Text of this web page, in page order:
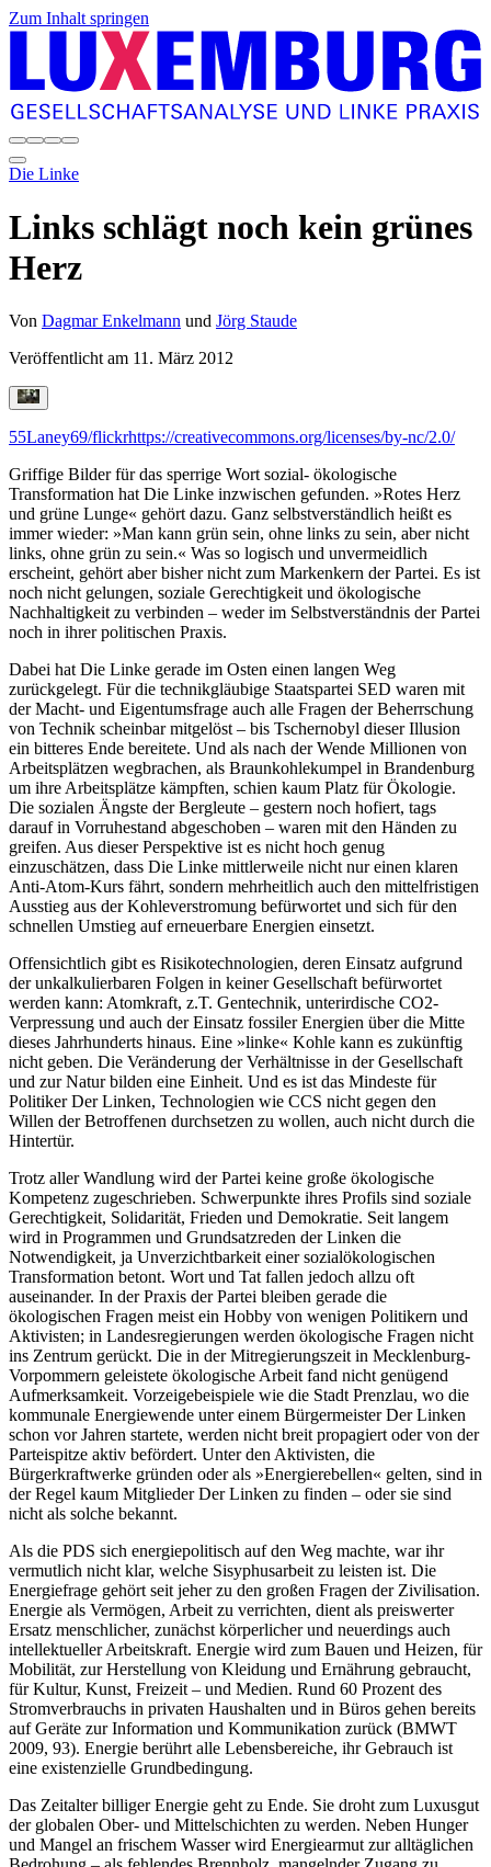
Zum Inhalt springen
Die Linke
Links schlägt noch kein grünes
Herz
Von Dagmar Enkelmann und Jörg Staude
Veröffentlicht am 11. März 2012
55Laney69/flickrhttps://creativecommons.org/licenses/by-nc/2.0/
Griffige Bilder für das sperrige Wort sozial- ökologische
Transformation hat Die Linke inzwischen gefunden. »Rotes Herz
und grüne Lunge« gehört dazu. Ganz selbstverständlich heißt es
immer wieder: »Man kann grün sein, ohne links zu sein, aber nicht
links, ohne grün zu sein.« Was so logisch und unvermeidlich
erscheint, gehört aber bisher nicht zum Markenkern der Partei. Es ist
noch nicht gelungen, soziale Gerechtigkeit und ökologische
Nachhaltigkeit zu verbinden – weder im Selbstverständnis der Partei
noch in ihrer politischen Praxis.
Dabei hat Die Linke gerade im Osten einen langen Weg
zurückgelegt. Für die technikgläubige Staatspartei SED waren mit
der Macht- und Eigentumsfrage auch alle Fragen der Beherrschung
von Technik scheinbar mitgelöst – bis Tschernobyl dieser Illusion
ein bitteres Ende bereitete. Und als nach der Wende Millionen von
Arbeitsplätzen wegbrachen, als Braunkohlekumpel in Brandenburg
um ihre Arbeitsplätze kämpften, schien kaum Platz für Ökologie.
Die sozialen Ängste der Bergleute – gestern noch hofiert, tags
darauf in Vorruhestand abgeschoben – waren mit den Händen zu
greifen. Aus dieser Perspektive ist es nicht hoch genug
einzuschätzen, dass Die Linke mittlerweile nicht nur einen klaren
Anti-Atom-Kurs fährt, sondern mehrheitlich auch den mittelfristigen
Ausstieg aus der Kohleverstromung befürwortet und sich für den
schnellen Umstieg auf erneuerbare Energien einsetzt.
Offensichtlich gibt es Risikotechnologien, deren Einsatz aufgrund
der unkalkulierbaren Folgen in keiner Gesellschaft befürwortet
werden kann: Atomkraft, z.T. Gentechnik, unterirdische CO2-
Verpressung und auch der Einsatz fossiler Energien über die Mitte
dieses Jahrhunderts hinaus. Eine »linke« Kohle kann es zukünftig
nicht geben. Die Veränderung der Verhältnisse in der Gesellschaft
und zur Natur bilden eine Einheit. Und es ist das Mindeste für
Politiker Der Linken, Technologien wie CCS nicht gegen den
Willen der Betroffenen durchsetzen zu wollen, auch nicht durch die
Hintertür.
Trotz aller Wandlung wird der Partei keine große ökologische
Kompetenz zugeschrieben. Schwerpunkte ihres Profils sind soziale
Gerechtigkeit, Solidarität, Frieden und Demokratie. Seit langem
wird in Programmen und Grundsatzreden der Linken die
Notwendigkeit, ja Unverzichtbarkeit einer sozialökologischen
Transformation betont. Wort und Tat fallen jedoch allzu oft
auseinander. In der Praxis der Partei bleiben gerade die
ökologischen Fragen meist ein Hobby von wenigen Politikern und
Aktivisten; in Landesregierungen werden ökologische Fragen nicht
ins Zentrum gerückt. Die in der Mitregierungszeit in Mecklenburg-
Vorpommern geleistete ökologische Arbeit fand nicht genügend
Aufmerksamkeit. Vorzeigebeispiele wie die Stadt Prenzlau, wo die
kommunale Energiewende unter einem Bürgermeister Der Linken
schon vor Jahren startete, werden nicht breit propagiert oder von der
Parteispitze aktiv befördert. Unter den Aktivisten, die
Bürgerkraftwerke gründen oder als »Energierebellen« gelten, sind in
der Regel kaum Mitglieder Der Linken zu finden – oder sie sind
nicht als solche bekannt.
Als die PDS sich energiepolitisch auf den Weg machte, war ihr
vermutlich nicht klar, welche Sisyphusarbeit zu leisten ist. Die
Energiefrage gehört seit jeher zu den großen Fragen der Zivilisation.
Energie als Vermögen, Arbeit zu verrichten, dient als preiswerter
Ersatz menschlicher, zunächst körperlicher und neuerdings auch
intellektueller Arbeitskraft. Energie wird zum Bauen und Heizen, für
Mobilität, zur Herstellung von Kleidung und Ernährung gebraucht,
für Kultur, Kunst, Freizeit – und Medien. Rund 60 Prozent des
Stromverbrauchs in privaten Haushalten und in Büros gehen bereits
auf Geräte zur Information und Kommunikation zurück (BMWT
2009, 93). Energie berührt alle Lebensbereiche, ihr Gebrauch ist
eine existenzielle Grundbedingung.
Das Zeitalter billiger Energie geht zu Ende. Sie droht zum Luxusgut
der globalen Ober- und Mittelschichten zu werden. Neben Hunger
und Mangel an frischem Wasser wird Energiearmut zur alltäglichen